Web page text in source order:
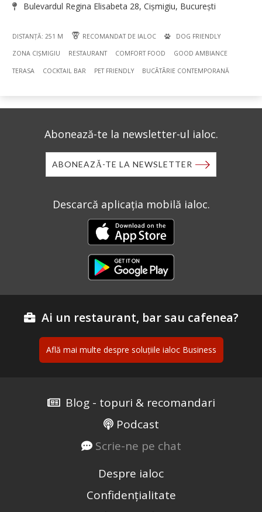
Bulevardul Regina Elisabeta 28, Cișmigiu, București
DISTANȚĂ: 251 M RECOMANDAT DE IALOC DOG FRIENDLY
ZONA CIȘMIGIU RESTAURANT COMFORT FOOD GOOD AMBIANCE
TERASA COCKTAIL BAR PET FRIENDLY BUCÃTÃRIE CONTEMPORANĂ
Abonează-te la newsletter-ul ialoc.
ABONEAZĂ-TE LA NEWSLETTER
Descarcă aplicația mobilă ialoc.
Ai un restaurant, bar sau cafenea?
Află mai multe despre soluțiile ialoc Business
Blog - topuri & recomandari
Podcast
Scrie-ne pe chat
Despre ialoc
Confidențialitate